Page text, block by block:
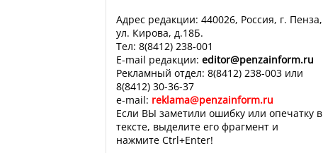
Адрес редакции: 440026, Россия, г. Пенза,
ул. Кирова, д.18Б.
Тел: 8(8412) 238-001
E-mail редакции: editor@penzainform.ru
Рекламный отдел: 8(8412) 238-003 или
8(8412) 30-36-37
e-mail: reklama@penzainform.ru
Если ВЫ заметили ошибку или опечатку в
тексте, выделите его фрагмент и
нажмите Ctrl+Enter!